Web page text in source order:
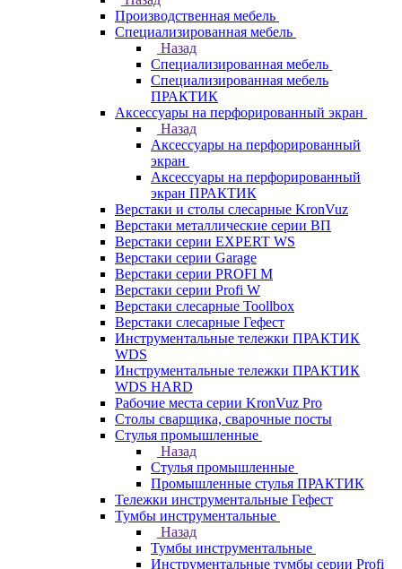
Производственная мебель
Cпециализированная мебель
Назад
Cпециализированная мебель
Специализированная мебель
ПРАКТИК
Аксессуары на перфорированный экран
Назад
Аксессуары на перфорированный
экран
Аксессуары на перфорированный
экран ПРАКТИК
Верстаки и столы слесарные KronVuz
Верстаки металлические серии ВП
Верстаки серии EXPERT WS
Верстаки серии Garage
Верстаки серии PROFI M
Верстаки серии Profi W
Верстаки слесарные Toollbox
Верстаки слесарные Гефест
Инструментальные тележки ПРАКТИК
WDS
Инструментальные тележки ПРАКТИК
WDS HARD
Рабочие места серии KronVuz Pro
Столы сварщика, сварочные посты
Стулья промышленные
Назад
Стулья промышленные
Промышленные стулья ПРАКТИК
Тележки инструментальные Гефест
Тумбы инструментальные
Назад
Тумбы инструментальные
Инструментальные тумбы серии Profi